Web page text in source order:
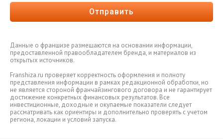
Отправить
Данные о франшизе размещаются на основании информации,
предоставленной правообладателем бренда, и материалов из
открытых источников.
Franshiza.ru проверяет корректность оформления и полноту
представления информации в рамках редакционной обработки, но
не является стороной франчайзингового договора и не гарантирует
достижение конкретных финансовых результатов. Все
инвестиционные, доходные и окупаемые показатели следует
рассматривать как ориентиры и дополнительно проверять с учетом
региона, локации и условий запуска.